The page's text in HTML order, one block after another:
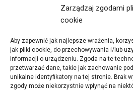
Zarządzaj zgodami
cookie
Aby zapewnić jak najlepsze wrażenia,
jak pliki cookie, do przechowywania i/lub
informacji o urządzeniu. Zgoda na te
przetwarzać dane, takie jak zachowanie
unikalne identyfikatory na tej stronie. Brak
zgody może niekorzystnie wpłynąć na
Wydział Polityki
Wydział ds. Rehabilitacji
Wydział Koordynacji
Wydział ds. Realizacji
Ośrodek Adopcyjny w
Ośrodek Adopcyjny w